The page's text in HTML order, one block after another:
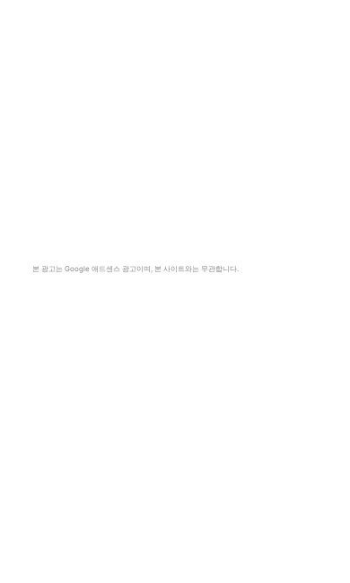
본 광고는 Google 애드센스 광고이며, 본 사이트와는 무관합니다.